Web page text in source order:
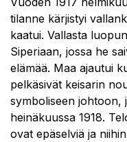
tilanne kärjistyi
kaatui. Vallasta
Siperiaan, jossa he
elämää. Maa ajautui
pelkäsivät keisarin
symboliseen johtoon,
heinäkuussa 1918.
ovat epäselviä ja